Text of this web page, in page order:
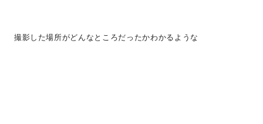
撮影した場所がどんなところだったかわかるような